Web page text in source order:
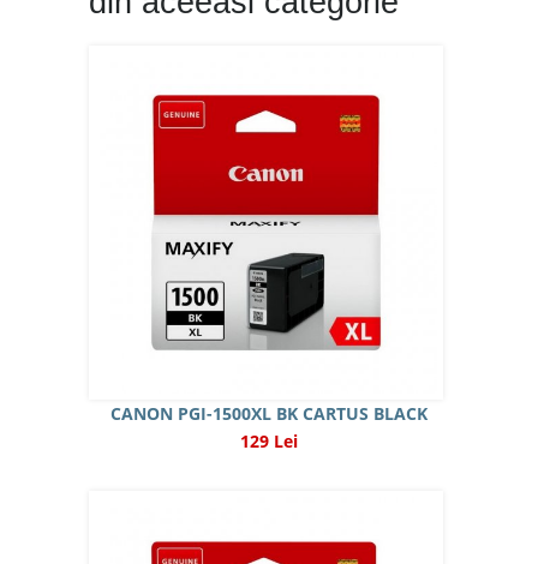
CANON PGI-1500XL BK CARTUS BLACK
129 Lei